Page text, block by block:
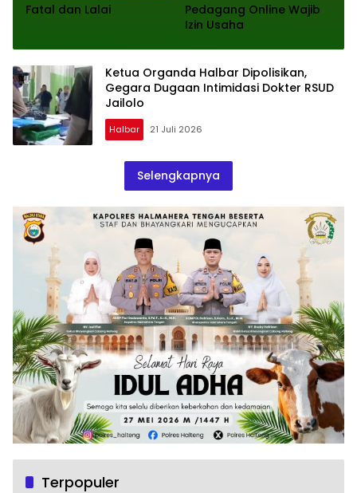
Fatal dan Lalai
Pedagang Online Wajib
Izin Usaha
Ketua Organda Halbar Dipolisikan,
Gegara Dugaan Intimidasi Dokter RSUD
Jailolo
Halbar 21 Juli 2026
Selengkapnya
Terpopuler